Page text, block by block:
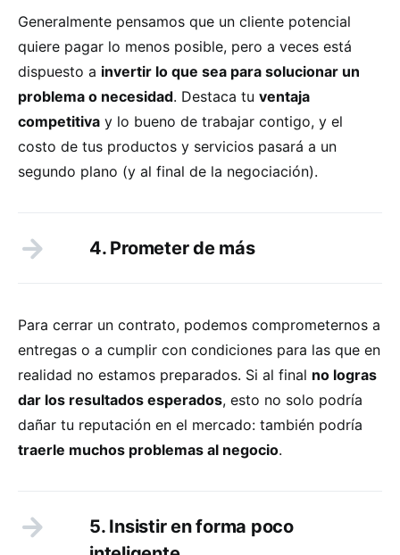
Generalmente pensamos que un cliente potencial
quiere pagar lo menos posible, pero a veces está
dispuesto a invertir lo que sea para solucionar un
problema o necesidad. Destaca tu ventaja
competitiva y lo bueno de trabajar contigo, y el
costo de tus productos y servicios pasará a un
segundo plano (y al final de la negociación).
4. Prometer de más
Para cerrar un contrato, podemos comprometernos a
entregas o a cumplir con condiciones para las que en
realidad no estamos preparados. Si al final no logras
dar los resultados esperados, esto no solo podría
dañar tu reputación en el mercado: también podría
traerle muchos problemas al negocio.
5. Insistir en forma poco